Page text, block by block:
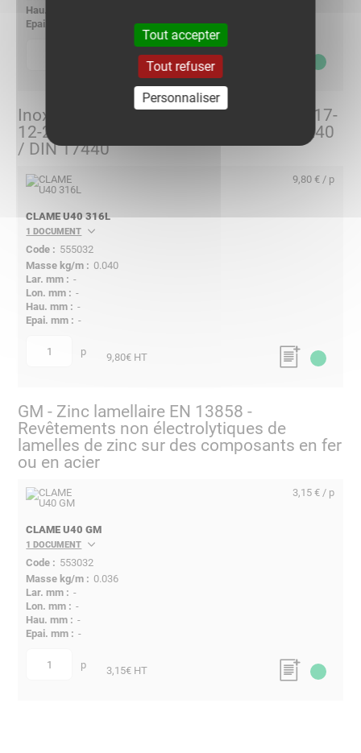
€ HT
Inox 316L - Acier inoxydable X2CrNiMo 17-
12-2 suivant NF EN 10088-2 / ASTM A240
/ DIN 17440
CLAME U40 316L
1 DOCUMENT
555032
0.040
-
-
-
-
quantité p
9,80 € / p
9,80€ HT
GM - Zinc lamellaire EN 13858 -
Revêtements non électrolytiques de
lamelles de zinc sur des composants en fer
ou en acier
CLAME U40 GM
1 DOCUMENT
553032
0.036
-
-
-
-
quantité p
3,15 € / p
3,15€ HT
Tout accepter
Tout refuser
Personnaliser